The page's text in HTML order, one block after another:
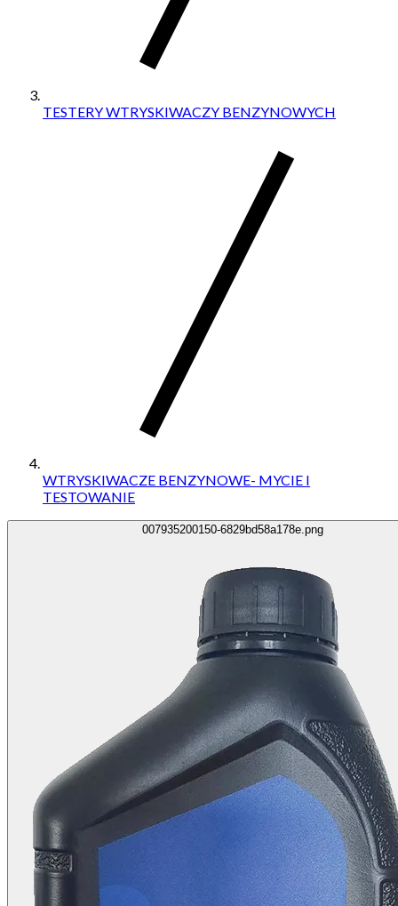
TESTERY WTRYSKIWACZY BENZYNOWYCH
WTRYSKIWACZE BENZYNOWE- MYCIE I
TESTOWANIE
007935200150-6829bd58a178e.png